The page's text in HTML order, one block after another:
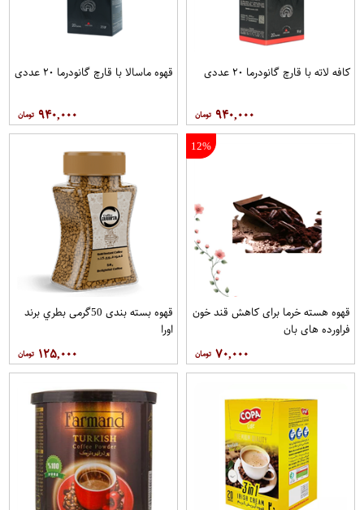
کافه لاته با قارچ گانودرما ۲۰ عددی
۹۴۰,۰۰۰
قهوه ماسالا با قارچ گانودرما ۲۰ عددی
۹۴۰,۰۰۰
12%
قهوه هسته خرما برای کاهش قند خون
فراورده های بان
۷۰,۰۰۰
قهوه بسته بندی 50گرمی بطري برند
اورا
۱۲۵,۰۰۰